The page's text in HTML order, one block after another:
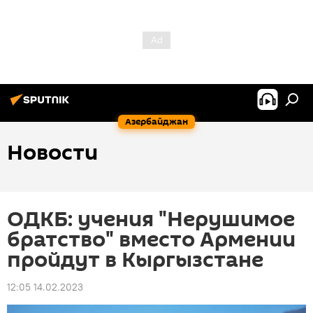
Азербайджан
Новости
ОДКБ: учения "Нерушимое
братство" вместо Армении
пройдут в Кыргызстане
12:05 14.02.2023